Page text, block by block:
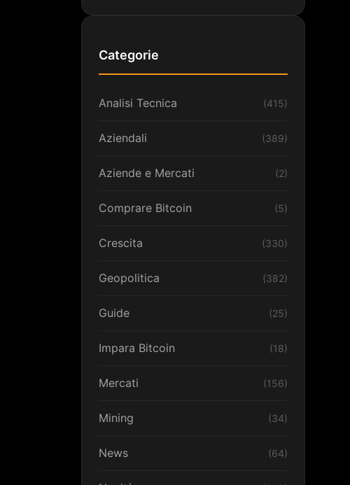
Categorie
Analisi Tecnica (415)
Aziendali (389)
Aziende e Mercati (2)
Comprare Bitcoin (5)
Crescita (330)
Geopolitica (382)
Guide (25)
Impara Bitcoin (18)
Mercati (156)
Mining (34)
News (64)